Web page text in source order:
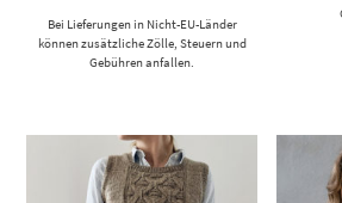
Bei Lieferungen in Nicht-EU-Länder
können zusätzliche Zölle, Steuern und
Gebühren anfallen.
Dieses Produkt weist mehrere Varianten auf. Die Optionen können auf der Produktseite gewählt werden